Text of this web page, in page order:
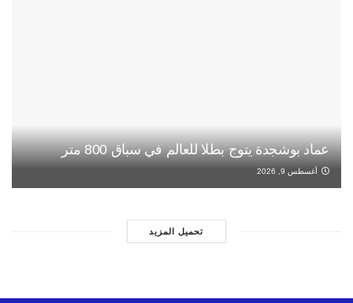
عماد بوشجدة يتوج بطلا للعالم في سباق 800 متر
أغسطس 9, 2026
تحميل المزيد